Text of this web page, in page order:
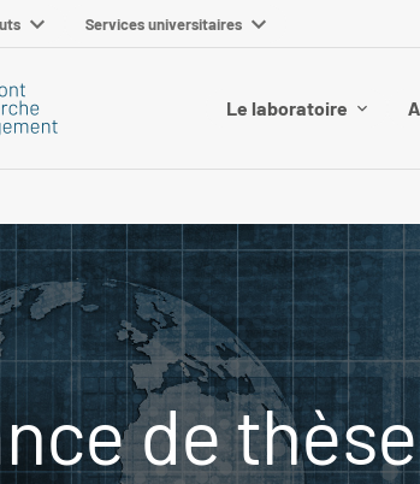
Services universitaires
Le laboratoire
de